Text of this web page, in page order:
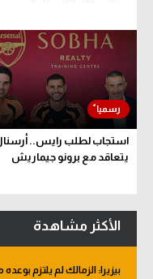
استجاب لطلب رايس..
يتعاقد مع برونو جيماريش
الأكثر مشاهدة
بيزيرا: الزمالك لم يلتزم